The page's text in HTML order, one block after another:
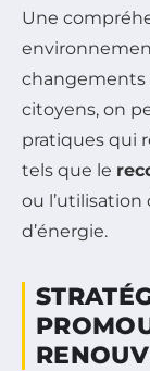
Une
changements
citoyens, on
pratiques qui
tels que le
ou l’utilisation
d’énergie.